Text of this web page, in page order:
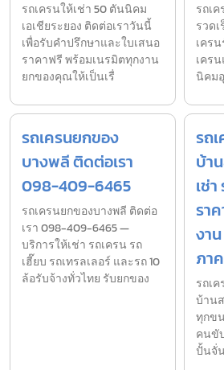
รถเครนให้เช่า 50 ตันนิคม
เอเชียระยอง ติดต่อเราวันนี้
เพื่อรับคำปรึกษาและใบเสนอ
ราคาฟรี พร้อมเนรมิตทุกงาน
ยกของคุณให้เป็นเรื่
รถเ
รวด
เคร
เคร
นิคม
รถเครนยกของ
บางพลี ติดต่อเรา
098-409-6465
รถเครนยกของบางพลี ติดต่อ
เรา 098-409-6465 —
บริการให้เช่า รถเครน รถ
เฮี๊ยบ รถเทรลเลอร์ และรถ 10
ล้อรับจ้างทั่วไทย รับยกของ
รถ
บ้า
เช่
รา
งา
ภา
รถเ
บ้าน
ทุกข
คนขั
ปั้นจั่